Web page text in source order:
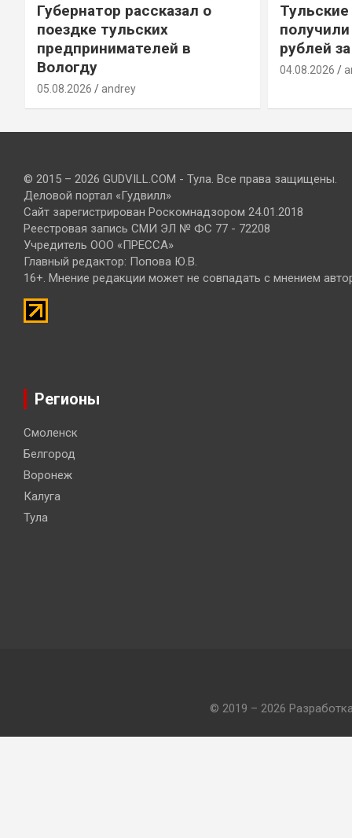
Губернатор рассказал о
поездке тульских
предпринимателей в
Вологду
05.08.2026 andrey
рублей
04.08.2026
© 2015 – 2026 GUDVILL.COM - Тула. Все права защищены.
Деловой портал «Гудвилл»
Сайт зарегистрирован Роскомнадзором 24.01.2018
Реестровая запись СМИ ЭЛ № ФС 77 - 72208
Учредитель ООО «ПРЕССА»
Главный редактор: Попова Ю.В.
16+. Мнение редакции может не совпадать с мнением
Регионы
Смоленск
Белгород
Воронеж
Калуга
Тула
© 2019 – 2026